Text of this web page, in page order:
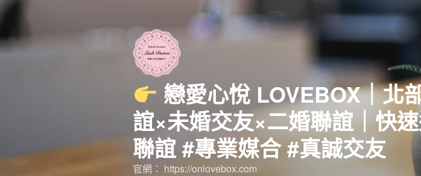
跳
至
主
要
戀愛心悅 LOVEBOX｜北
誼×未婚交友×二婚聯誼｜快
聯誼 #專業媒合 #真誠交友
官網： https://onlovebox.com